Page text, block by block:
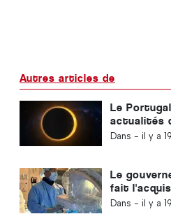
Autres articles de
Le
actualités
tendances
Dans - il y a
Le
fait
nouveaux
Dans - il y a